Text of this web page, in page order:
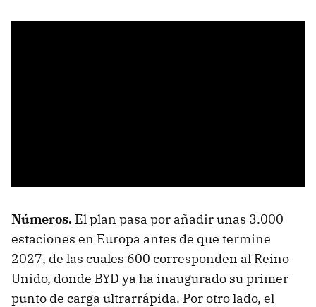
Números. El plan pasa por añadir unas 3.000
estaciones en Europa antes de que termine
2027, de las cuales 600 corresponden al Reino
Unido, donde BYD ya ha inaugurado su primer
punto de carga ultrarrápida. Por otro lado, el